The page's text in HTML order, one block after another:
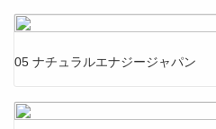
05 ナチュラルエナジージャパン